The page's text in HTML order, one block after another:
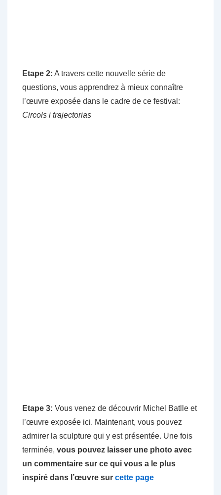
Etape 2: A travers cette nouvelle série de
questions, vous apprendrez à mieux connaître
l’œuvre exposée dans le cadre de ce festival:
Circols i trajectorias
Etape 3: Vous venez de découvrir Michel Batlle et
l’œuvre exposée ici. Maintenant, vous pouvez
admirer la sculpture qui y est présentée. Une fois
terminée, vous pouvez laisser une photo avec
un commentaire sur ce qui vous a le plus
inspiré dans l’œuvre sur cette page